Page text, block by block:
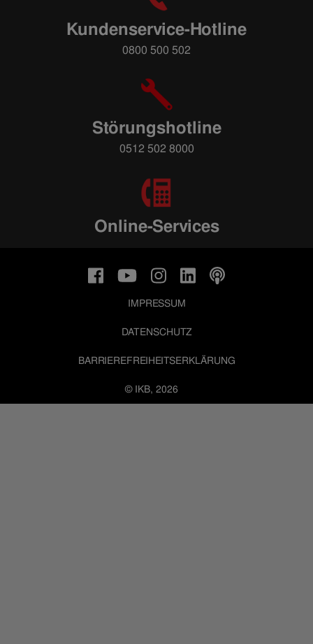
Kundenservice-Hotline
0800 500 502
Störungshotline
0512 502 8000
Online-Services
© IKB, 2026
IMPRESSUM
DATENSCHUTZ
BARRIEREFREIHEITSERKLÄRUNG